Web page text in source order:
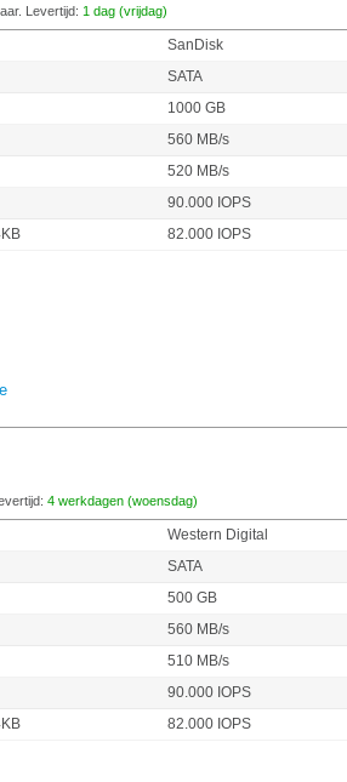
Levertijd: 1 dag (vrijdag)
SanDisk
SATA
1000 GB
560 MB/s
520 MB/s
90.000 IOPS
82.000 IOPS
4 werkdagen (woensdag)
Western Digital
SATA
500 GB
560 MB/s
510 MB/s
90.000 IOPS
82.000 IOPS